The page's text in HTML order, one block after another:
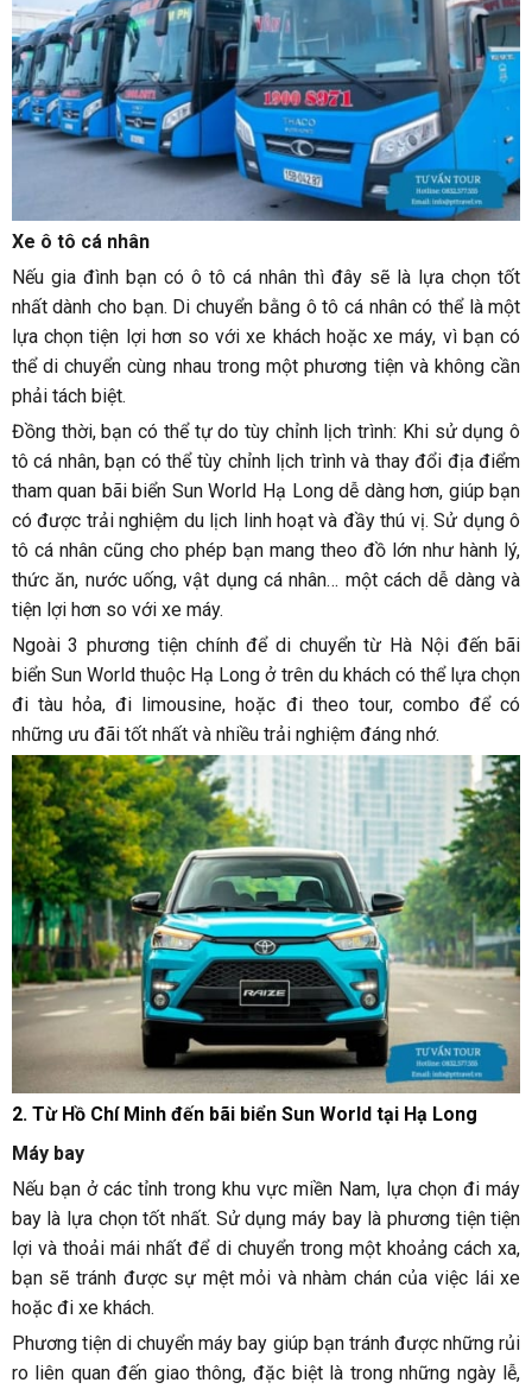
Xe ô tô cá nhân
Nếu gia đình bạn có ô tô cá nhân thì đây sẽ là lựa chọn tốt
nhất dành cho bạn. Di chuyển bằng ô tô cá nhân có thể là một
lựa chọn tiện lợi hơn so với xe khách hoặc xe máy, vì bạn có
thể di chuyển cùng nhau trong một phương tiện và không cần
phải tách biệt.
Đồng thời, bạn có thể tự do tùy chỉnh lịch trình: Khi sử dụng ô
tô cá nhân, bạn có thể tùy chỉnh lịch trình và thay đổi địa điểm
tham quan bãi biển Sun World Hạ Long dễ dàng hơn, giúp bạn
có được trải nghiệm du lịch linh hoạt và đầy thú vị. Sử dụng ô
tô cá nhân cũng cho phép bạn mang theo đồ lớn như hành lý,
thức ăn, nước uống, vật dụng cá nhân… một cách dễ dàng và
tiện lợi hơn so với xe máy.
Ngoài 3 phương tiện chính để di chuyển từ Hà Nội đến bãi
biển Sun World thuộc Hạ Long ở trên du khách có thể lựa chọn
đi tàu hỏa, đi limousine, hoặc đi theo tour, combo để có
những ưu đãi tốt nhất và nhiều trải nghiệm đáng nhớ.
2. Từ Hồ Chí Minh đến bãi biển Sun World tại Hạ Long
Máy bay
Nếu bạn ở các tỉnh trong khu vực miền Nam, lựa chọn đi máy
bay là lựa chọn tốt nhất. Sử dụng máy bay là phương tiện tiện
lợi và thoải mái nhất để di chuyển trong một khoảng cách xa,
bạn sẽ tránh được sự mệt mỏi và nhàm chán của việc lái xe
hoặc đi xe khách.
Phương tiện di chuyển máy bay giúp bạn tránh được những rủi
ro liên quan đến giao thông, đặc biệt là trong những ngày lễ,